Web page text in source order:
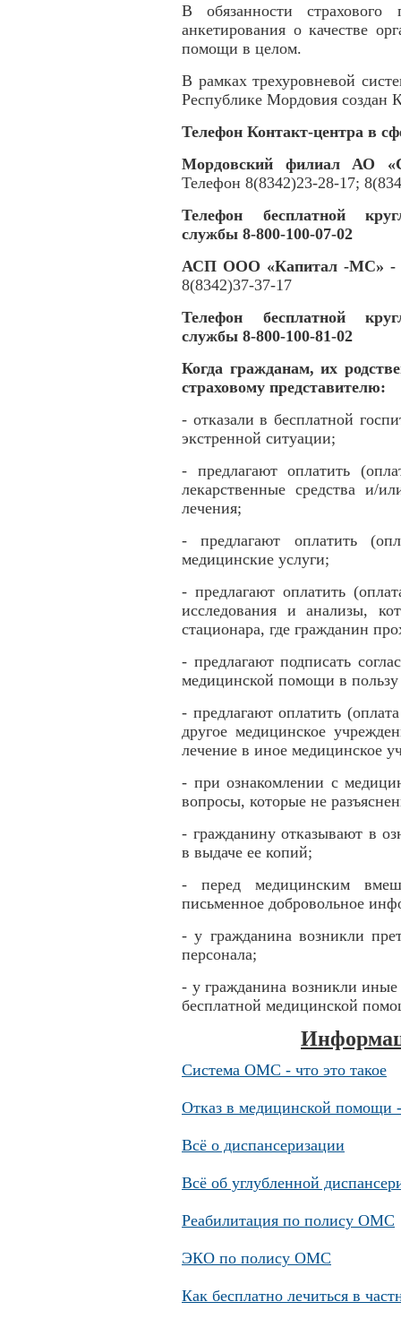
В обязанности страхового
анкетирования о качестве
помощи в целом.
В рамках трехуровневой
Республике Мордовия создан
Телефон Контакт-центра в
Мордовский филиал АО
Телефон 8(8342)23-28-17;
Телефон бесплатной
службы 8-800-100-07-02
АСП ООО «Капитал -МС» -
8(8342)37-37-17
Телефон бесплатной
службы 8-800-100-81-02
Когда гражданам, их
страховому представителю:
- отказали в бесплатной
экстренной ситуации;
- предлагают оплатить
лекарственные средства и/
лечения;
- предлагают оплатить
медицинские услуги;
- предлагают оплатить
исследования и анализы,
стационара, где гражданин
- предлагают подписать
медицинской помощи в
- предлагают оплатить
другое медицинское
лечение в иное медицинское
- при ознакомлении с
вопросы, которые не
- гражданину отказывают в
в выдаче ее копий;
- перед медицинским
письменное добровольное
- у гражданина возникли
персонала;
- у гражданина возникли
бесплатной медицинской
Система ОМС - что это такое
Отказ в медицинской помощи -
Всё о диспансеризации
Всё об углубленной
Реабилитация по полису ОМС
ЭКО по полису ОМС
Как бесплатно лечиться в